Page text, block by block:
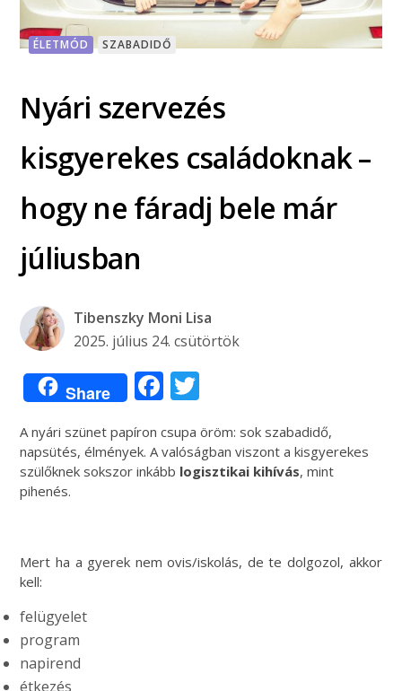
ÉLETMÓD SZABADIDŐ
Nyári szervezés
kisgyerekes családoknak –
hogy ne fáradj bele már
júliusban
Tibenszky Moni Lisa
2025. július 24. csütörtök
Share Facebook
A nyári szünet papíron csupa öröm: sok szabadidő,
napsütés, élmények. A valóságban viszont a kisgyerekes
szülőknek sokszor inkább logisztikai kihívás, mint
pihenés.
Mert ha a gyerek nem ovis/iskolás, de te dolgozol, akkor
kell:
felügyelet
program
napirend
étkezés